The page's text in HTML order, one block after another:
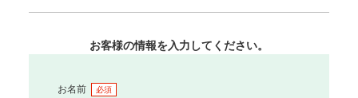
お客様の情報を入力してください。
お名前 必須